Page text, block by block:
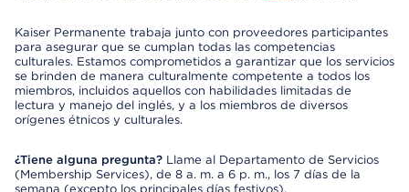
Kaiser Permanente trabaja junto con proveedores participantes
para asegurar que se cumplan todas las competencias
culturales. Estamos comprometidos a garantizar que los servicios
se brinden de manera culturalmente competente a todos los
miembros, incluidos aquellos con habilidades limitadas de
lectura y manejo del inglés, y a los miembros de diversos
orígenes étnicos y culturales.
¿Tiene alguna pregunta? Llame al Departamento de Servicios
(Membership Services), de 8 a. m. a 6 p. m., los 7 días de la
semana (excepto los principales días festivos).